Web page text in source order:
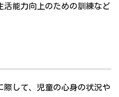
活能力向上のための訓練など
際して、児童の心身の状況や